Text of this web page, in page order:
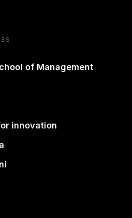
of Management
innovation